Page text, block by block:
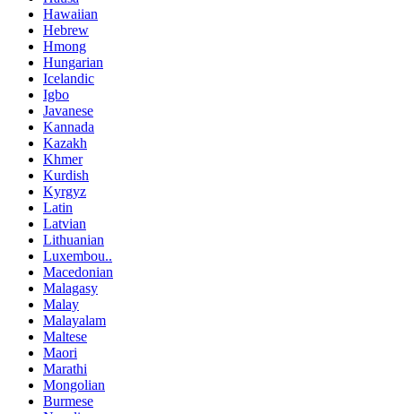
Hawaiian
Hebrew
Hmong
Hungarian
Icelandic
Igbo
Javanese
Kannada
Kazakh
Khmer
Kurdish
Kyrgyz
Latin
Latvian
Lithuanian
Luxembou..
Macedonian
Malagasy
Malay
Malayalam
Maltese
Maori
Marathi
Mongolian
Burmese